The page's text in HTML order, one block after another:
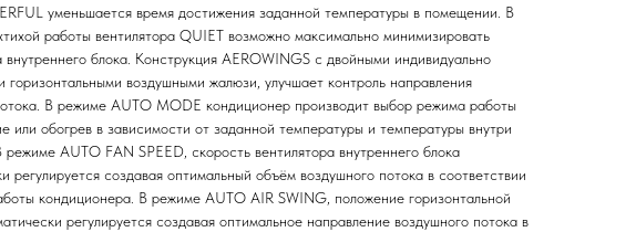
уменьшается время достижения заданной температуры в помещении. В
работы вентилятора QUIET возможно максимально минимизировать
внутреннего блока. Конструкция AEROWINGS с двойными индивидуально
горизонтальными воздушными жалюзи, улучшает контроль направления
В режиме AUTO MODE кондиционер производит выбор режима работы
или обогрев в зависимости от заданной температуры и температуры внутри
AUTO FAN SPEED, скорость вентилятора внутреннего блока
регулируется создавая оптимальный объём воздушного потока в соответствии
кондиционера. В режиме AUTO AIR SWING, положение горизонтальной
регулируется создавая оптимальное направление воздушного потока в